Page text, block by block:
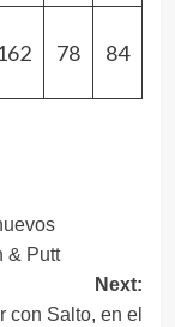
78 84
& Putt
Next:
con Salto, en el